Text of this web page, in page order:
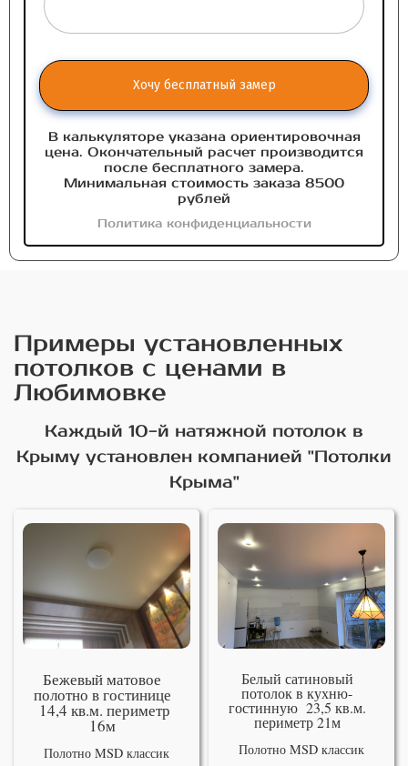
Хочу бесплатный замер
В калькуляторе указана ориентировочная
цена. Окончательный расчет производится
после бесплатного замера.
Минимальная стоимость заказа 8500
рублей
Политика конфиденциальности
Примеры установленных
потолков с ценами в
Любимовке
Каждый 10-й натяжной потолок в
Крыму установлен компанией "Потолки
Крыма"
Бежевый матовое
полотно в гостинице
14,4 кв.м. периметр
16м
Полотно MSD классик
Белый сатиновый
потолок в кухню-
гостинную 23,5 кв.м.
периметр 21м
Полотно MSD классик